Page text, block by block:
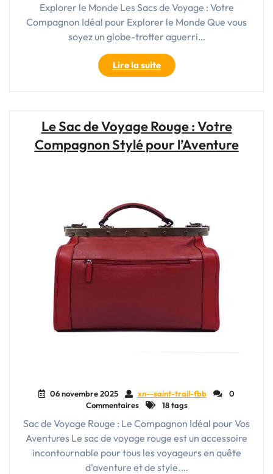
Explorer le Monde Les Sacs de Voyage : Votre
Compagnon Idéal pour Explorer le Monde Que vous
soyez un globe-trotter aguerri…
Lire la suite"Les
Sacs
de
Vos
Compagnons
Monde"
Le Sac de Voyage Rouge : Votre
Compagnon Stylé pour l’Aventure
06 novembre 2025 xn--saint-trail-fbb
0
Commentaires
18 tags
Sac de Voyage Rouge : Le Compagnon Idéal pour Vos
Aventures Le sac de voyage rouge est un accessoire
incontournable pour tous les voyageurs en quête
d'aventure et de style.…